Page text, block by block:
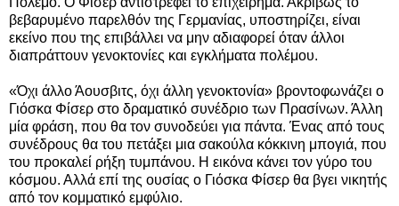
βεβαρυμένο παρελθόν της Γερμανίας, υποστηρίζει, είναι
εκείνο που της επιβάλλει να μην αδιαφορεί όταν άλλοι
διαπράττουν γενοκτονίες και εγκλήματα πολέμου.
«Όχι άλλο Άουσβιτς, όχι άλλη γενοκτονία» βροντοφωνάζει ο
Γιόσκα Φίσερ στο δραματικό συνέδριο των Πρασίνων. Άλλη
μία φράση, που θα τον συνοδεύει για πάντα. Ένας από τους
συνέδρους θα του πετάξει μια σακούλα κόκκινη μπογιά, που
του προκαλεί ρήξη τυμπάνου. Η εικόνα κάνει τον γύρο του
κόσμου. Αλλά επί της ουσίας ο Γιόσκα Φίσερ θα βγει νικητής
από τον κομματικό εμφύλιο.